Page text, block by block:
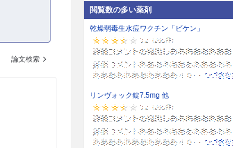
論文検索
閲覧数の多い薬剤
乾燥弱毒生水痘ワクチン「ビケン」
リンヴォック錠7.5mg 他